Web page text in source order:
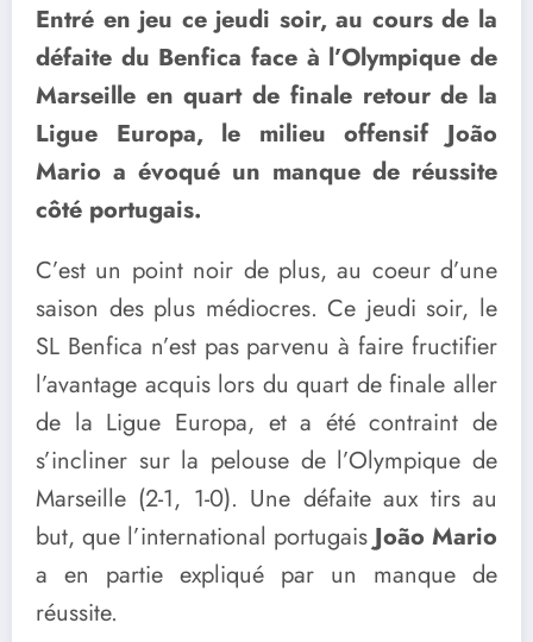
Entré en jeu ce jeudi soir, au cours de la
défaite du Benfica face à l’Olympique de
Marseille en quart de finale retour de la
Ligue Europa, le milieu offensif João
Mario a évoqué un manque de réussite
côté portugais.
C’est un point noir de plus, au coeur d’une
saison des plus médiocres. Ce jeudi soir, le
SL Benfica n’est pas parvenu à faire fructifier
l’avantage acquis lors du quart de finale aller
de la Ligue Europa, et a été contraint de
s’incliner sur la pelouse de l’Olympique de
Marseille (2-1, 1-0). Une défaite aux tirs au
but, que l’international portugaisJoão Mario
a en partie expliqué par un manque de
réussite.